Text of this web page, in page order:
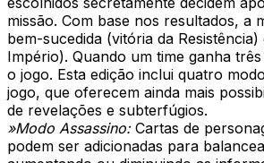
missão. Com base nos resultados, a
bem-sucedida (vitória da
Império). Quando um time ganha
o jogo. Esta edição inclui quatro
jogo, que oferecem ainda mais
de revelações e subterfúgios.
»Modo Assassino:Cartas de
podem ser adicionadas para